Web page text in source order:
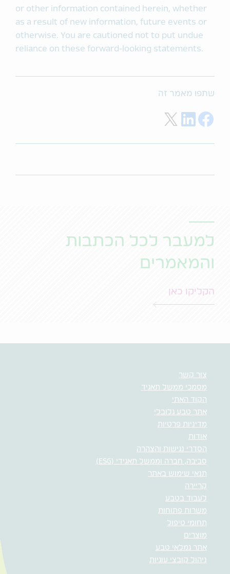
or other information contained herein, whether
as a result of new information, future events or
otherwise. You are cautioned not to put undue
reliance on these forward-looking statements.
שתפו מאמר זה
Share on Facebook
Share on LinkedIn
למעבר לכל הכתבות
והמאמרים
הקליקו כאן
צור קשר
מסמכי ממשל תאגיד
הקוד האתי
אתר טבע גלובלי
מדיניות פרטיות
אודות
הסדרי נגישות והצהרה
סביבה, חברה וממשל תאגידי (ESG)
תנאי שימוש באתר
קריירה
לעבוד בטבע
משרות פתוחות
תחומי טיפול
מוצרים
אתר גמלאי טבע
ניהול קובצי עוגיות